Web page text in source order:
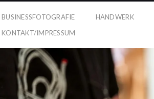
BUSINESSFOTOGRAFIE HANDWERK
KONTAKT/IMPRESSUM